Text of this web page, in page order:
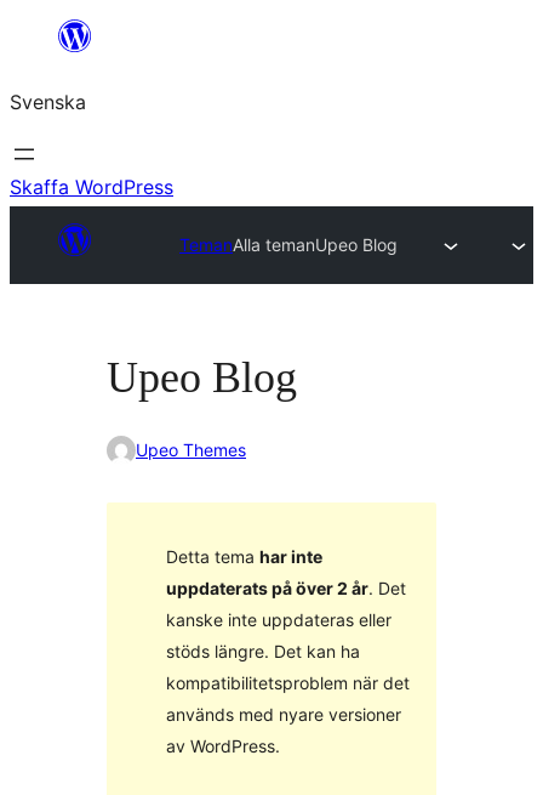
Hoppa
innehåll
Svenska
Skaffa WordPress
TemanAlla temanUpeo Blog
Upeo Blog
Upeo Themes
Detta tema har inte
uppdaterats på över 2 år. Det
kanske inte uppdateras eller
stöds längre. Det kan ha
kompatibilitetsproblem när det
används med nyare versioner
av WordPress.